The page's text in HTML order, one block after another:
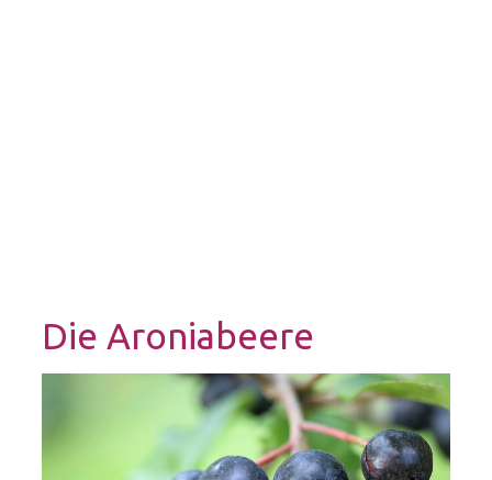
Die Aroniabeere